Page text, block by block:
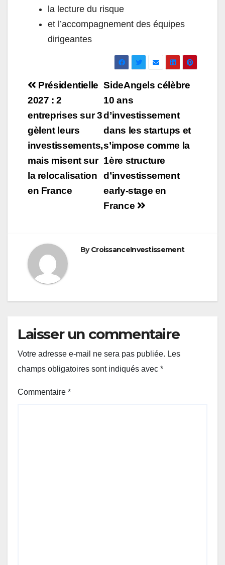
la lecture du risque
et l’accompagnement des équipes
dirigeantes
Navigation
de
l’article
‍SideAngels célèbre
10 ans
d’investissement
dans les startups et
s’impose comme la
1ère structure
d’investissement
early-stage en
France
Présidentielle
2027 : 2
entreprises sur 3
gèlent leurs
investissements,
mais misent sur
la relocalisation
en France
ByCroissanceInvestissement
Laisser un commentaire
Votre adresse e-mail ne sera pas publiée. Les
champs obligatoires sont indiqués avec *
Commentaire *